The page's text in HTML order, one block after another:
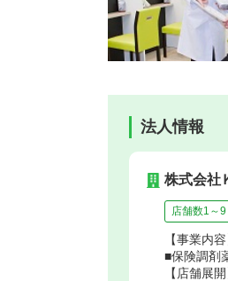
法人情報
株式会社
店舗数1～9
【事業内容
■保険調剤
【店舗展開